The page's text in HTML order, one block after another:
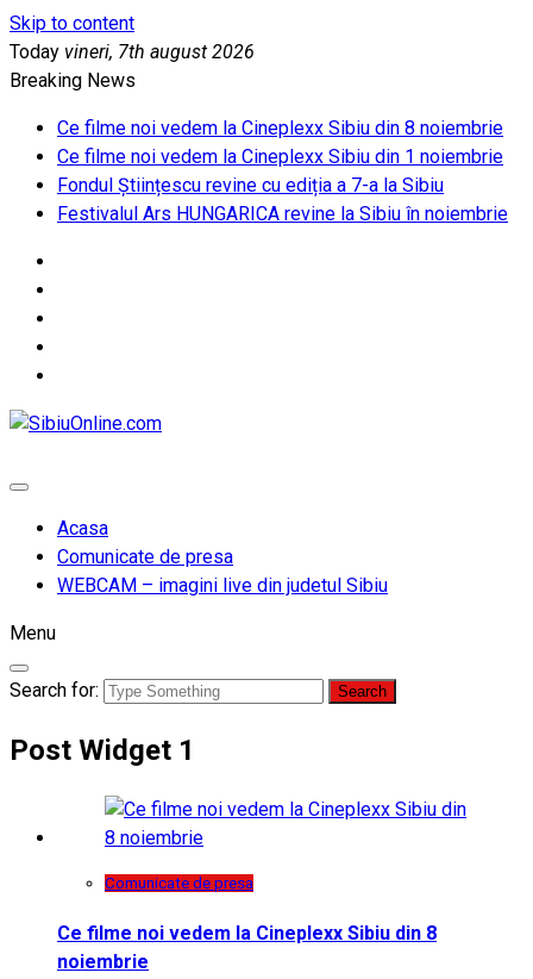
Skip to content
Today vineri, 7th august 2026
Breaking News
Ce filme noi vedem la Cineplexx Sibiu din 8 noiembrie
Ce filme noi vedem la Cineplexx Sibiu din 1 noiembrie
Fondul Științescu revine cu ediția a 7-a la Sibiu
Festivalul Ars HUNGARICA revine la Sibiu în noiembrie
Acasa
Comunicate de presa
WEBCAM – imagini live din judetul Sibiu
Menu
Search for:
Post Widget 1
Comunicate de presa
Ce filme noi vedem la Cineplexx Sibiu din 8
noiembrie